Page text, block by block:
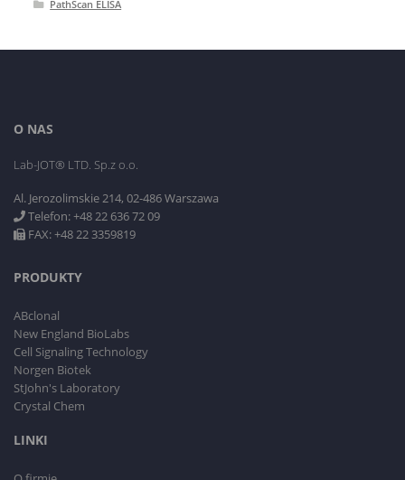
PathScan ELISA
O NAS
Lab-JOT® LTD. Sp.z o.o.
Al. Jerozolimskie 214, 02-486 Warszawa
Telefon: +48 22 636 72 09
FAX: +48 22 3359819
PRODUKTY
ABclonal
New England BioLabs
Cell Signaling Technology
Norgen Biotek
StJohn's Laboratory
Crystal Chem
LINKI